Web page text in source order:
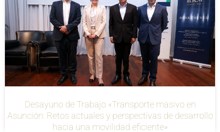
Desayuno de Trabajo «Transporte masivo en
Asunción: Retos actuales y perspectivas de desarrollo
hacia una movilidad eficiente»